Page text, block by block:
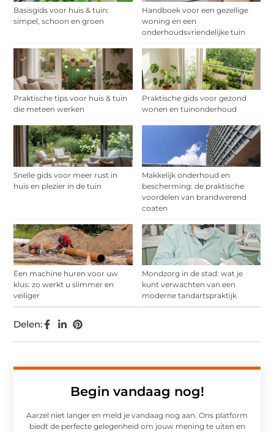
Basisgids voor huis & tuin:
simpel, schoon en groen
Handboek voor een gezellige
woning en een
onderhoudsvriendelijke tuin
Praktische tips voor huis & tuin
die meteen werken
Praktische gids voor gezond
wonen en tuinonderhoud
Snelle gids voor meer rust in
huis en plezier in de tuin
Makkelijk onderhoud en
bescherming: de praktische
voordelen van brandwerend
coaten
Een machine huren voor uw
klus: zo werkt u slimmer en
veiliger
Mondzorg in de stad: wat je
kunt verwachten van een
moderne tandartspraktijk
Begin vandaag nog!
Aarzel niet langer en meld je vandaag nog aan. Ons platform
biedt de perfecte gelegenheid om jouw mening te uiten en
Delen: